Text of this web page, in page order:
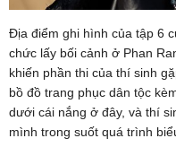
Địa điểm ghi hình của tập 6
chức lấy bối cảnh ở Phan
khiến phần thi của thí sinh
bồ đồ trang phục dân tộc
dưới cái nắng ở đây, và thí
mình trong suốt quá trình